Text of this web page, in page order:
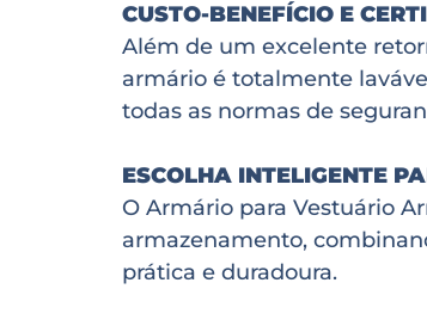
CUSTO-BENEFÍCIO E
Além de um excelente
armário é totalmente
todas as normas de
ESCOLHA INTELIGENTE
O Armário para Vestuário
armazenamento,
prática e duradoura.